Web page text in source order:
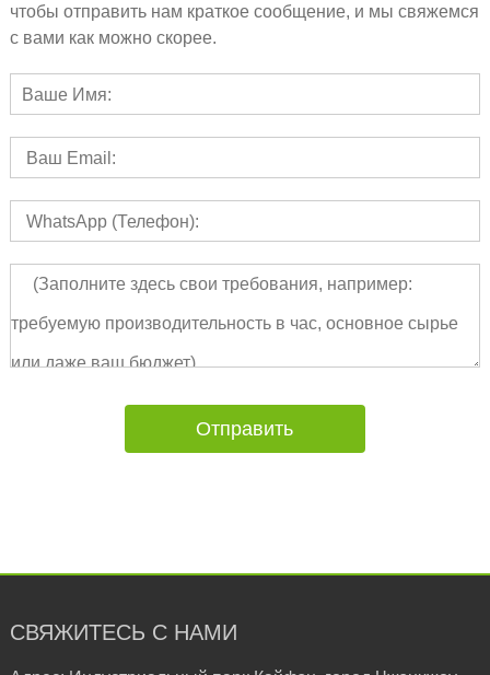
чтобы отправить нам краткое сообщение, и мы свяжемся
с вами как можно скорее.
СВЯЖИТЕСЬ С НАМИ